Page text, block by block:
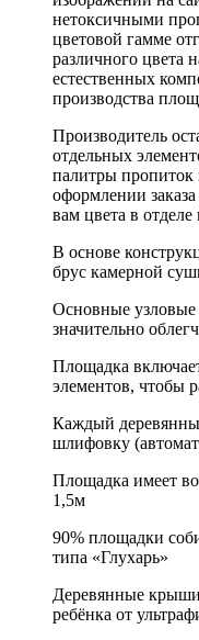
нетоксичными
цветовой гамме
различного цвета
естественных
производства
Производитель
отдельных
палитры пропиток
оформлении
вам цвета в
В основе
брус камерной
Основные
значительно
Площадка
элементов, чтобы
Каждый
шлифовку
Площадка имеет
1,5м
90% площадки
типа «Глухарь»
Деревянные
ребёнка от